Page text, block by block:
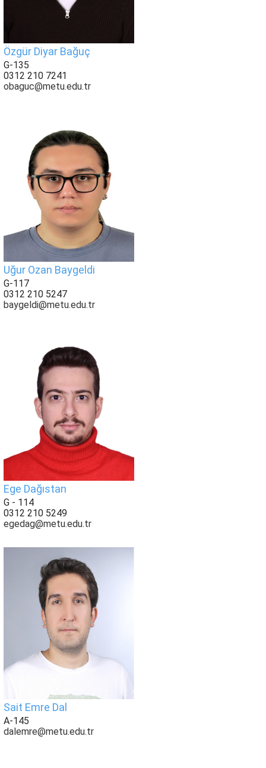
Özgür Diyar Bağuç
G-135
0312 210 7241
obaguc@metu.edu.tr
Uğur Ozan Baygeldi
G-117
0312 210 5247
baygeldi@metu.edu.tr
Ege Dağıstan
G - 114
0312 210 5249
egedag@metu.edu.tr
Sait Emre Dal
A-145
dalemre@metu.edu.tr